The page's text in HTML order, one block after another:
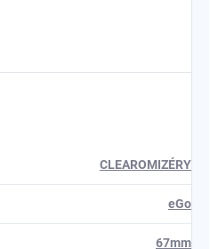
CLEAROMIZÉRY
eGo
67mm